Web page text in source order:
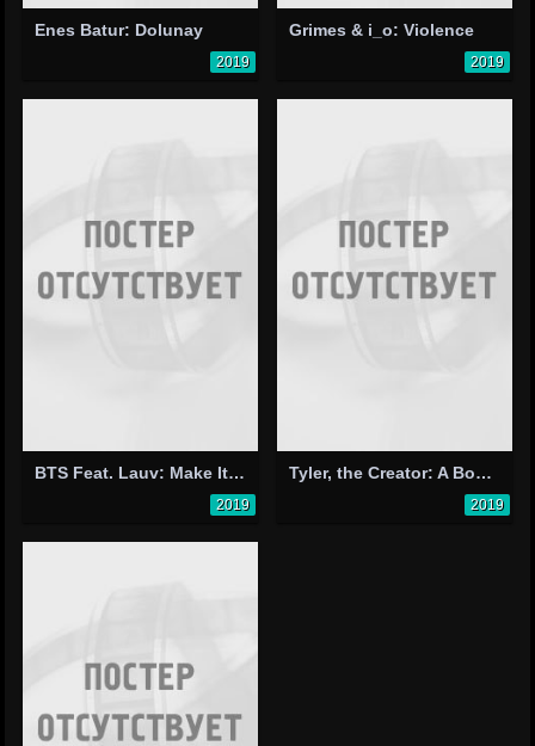
Enes Batur: Dolunay
2019
Grimes & i_o: Violence
2019
BTS Feat. Lauv: Make It Right
2019
Tyler, the Creator: A Boy is a Gun
2019